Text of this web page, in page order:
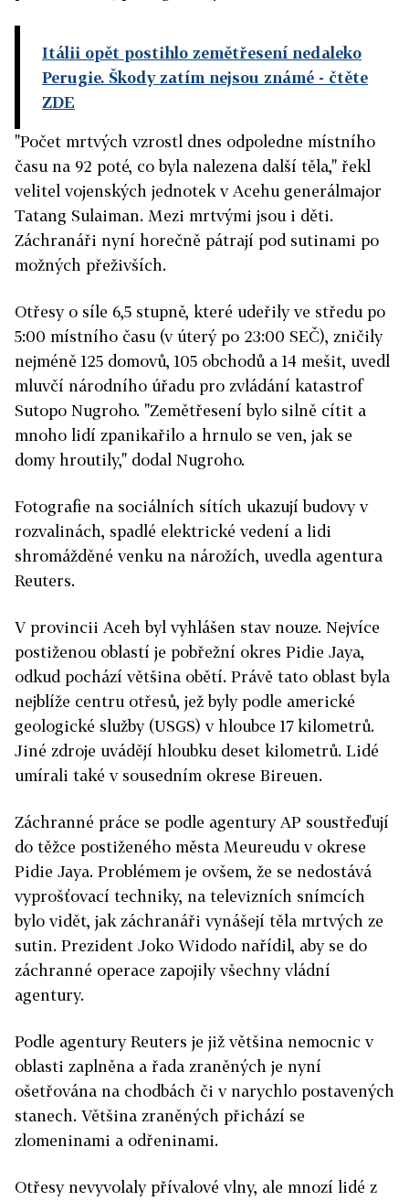
Itálii opět postihlo zemětřesení nedaleko
Perugie. Škody zatím nejsou známé - čtěte
ZDE
"Počet mrtvých vzrostl dnes odpoledne místního
času na 92 poté, co byla nalezena další těla," řekl
velitel vojenských jednotek v Acehu generálmajor
Tatang Sulaiman. Mezi mrtvými jsou i děti.
Záchranáři nyní horečně pátrají pod sutinami po
možných přeživších.
Otřesy o síle 6,5 stupně, které udeřily ve středu po
5:00 místního času (v úterý po 23:00 SEČ), zničily
nejméně 125 domovů, 105 obchodů a 14 mešit, uvedl
mluvčí národního úřadu pro zvládání katastrof
Sutopo Nugroho. "Zemětřesení bylo silně cítit a
mnoho lidí zpanikařilo a hrnulo se ven, jak se
domy hroutily," dodal Nugroho.
Fotografie na sociálních sítích ukazují budovy v
rozvalinách, spadlé elektrické vedení a lidi
shromážděné venku na nárožích, uvedla agentura
Reuters.
V provincii Aceh byl vyhlášen stav nouze. Nejvíce
postiženou oblastí je pobřežní okres Pidie Jaya,
odkud pochází většina obětí. Právě tato oblast byla
nejblíže centru otřesů, jež byly podle americké
geologické služby (USGS) v hloubce 17 kilometrů.
Jiné zdroje uvádějí hloubku deset kilometrů. Lidé
umírali také v sousedním okrese Bireuen.
Záchranné práce se podle agentury AP soustřeďují
do těžce postiženého města Meureudu v okrese
Pidie Jaya. Problémem je ovšem, že se nedostává
vyprošťovací techniky, na televizních snímcích
bylo vidět, jak záchranáři vynášejí těla mrtvých ze
sutin. Prezident Joko Widodo nařídil, aby se do
záchranné operace zapojily všechny vládní
agentury.
Podle agentury Reuters je již většina nemocnic v
oblasti zaplněna a řada zraněných je nyní
ošetřována na chodbách či v narychlo postavených
stanech. Většina zraněných přichází se
zlomeninami a odřeninami.
Otřesy nevyvolaly přívalové vlny, ale mnozí lidé z